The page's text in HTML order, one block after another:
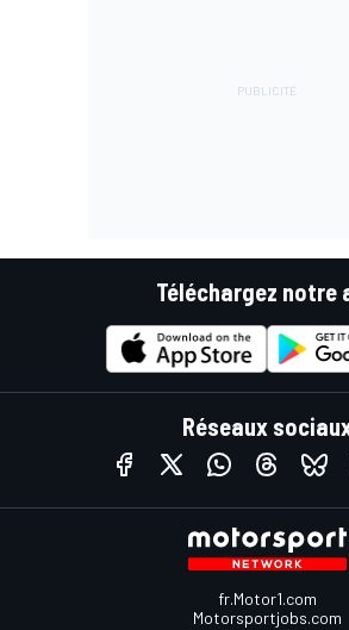
Téléchargez notre
Réseaux
fr.Motor1.com
Motorsportjobs.com